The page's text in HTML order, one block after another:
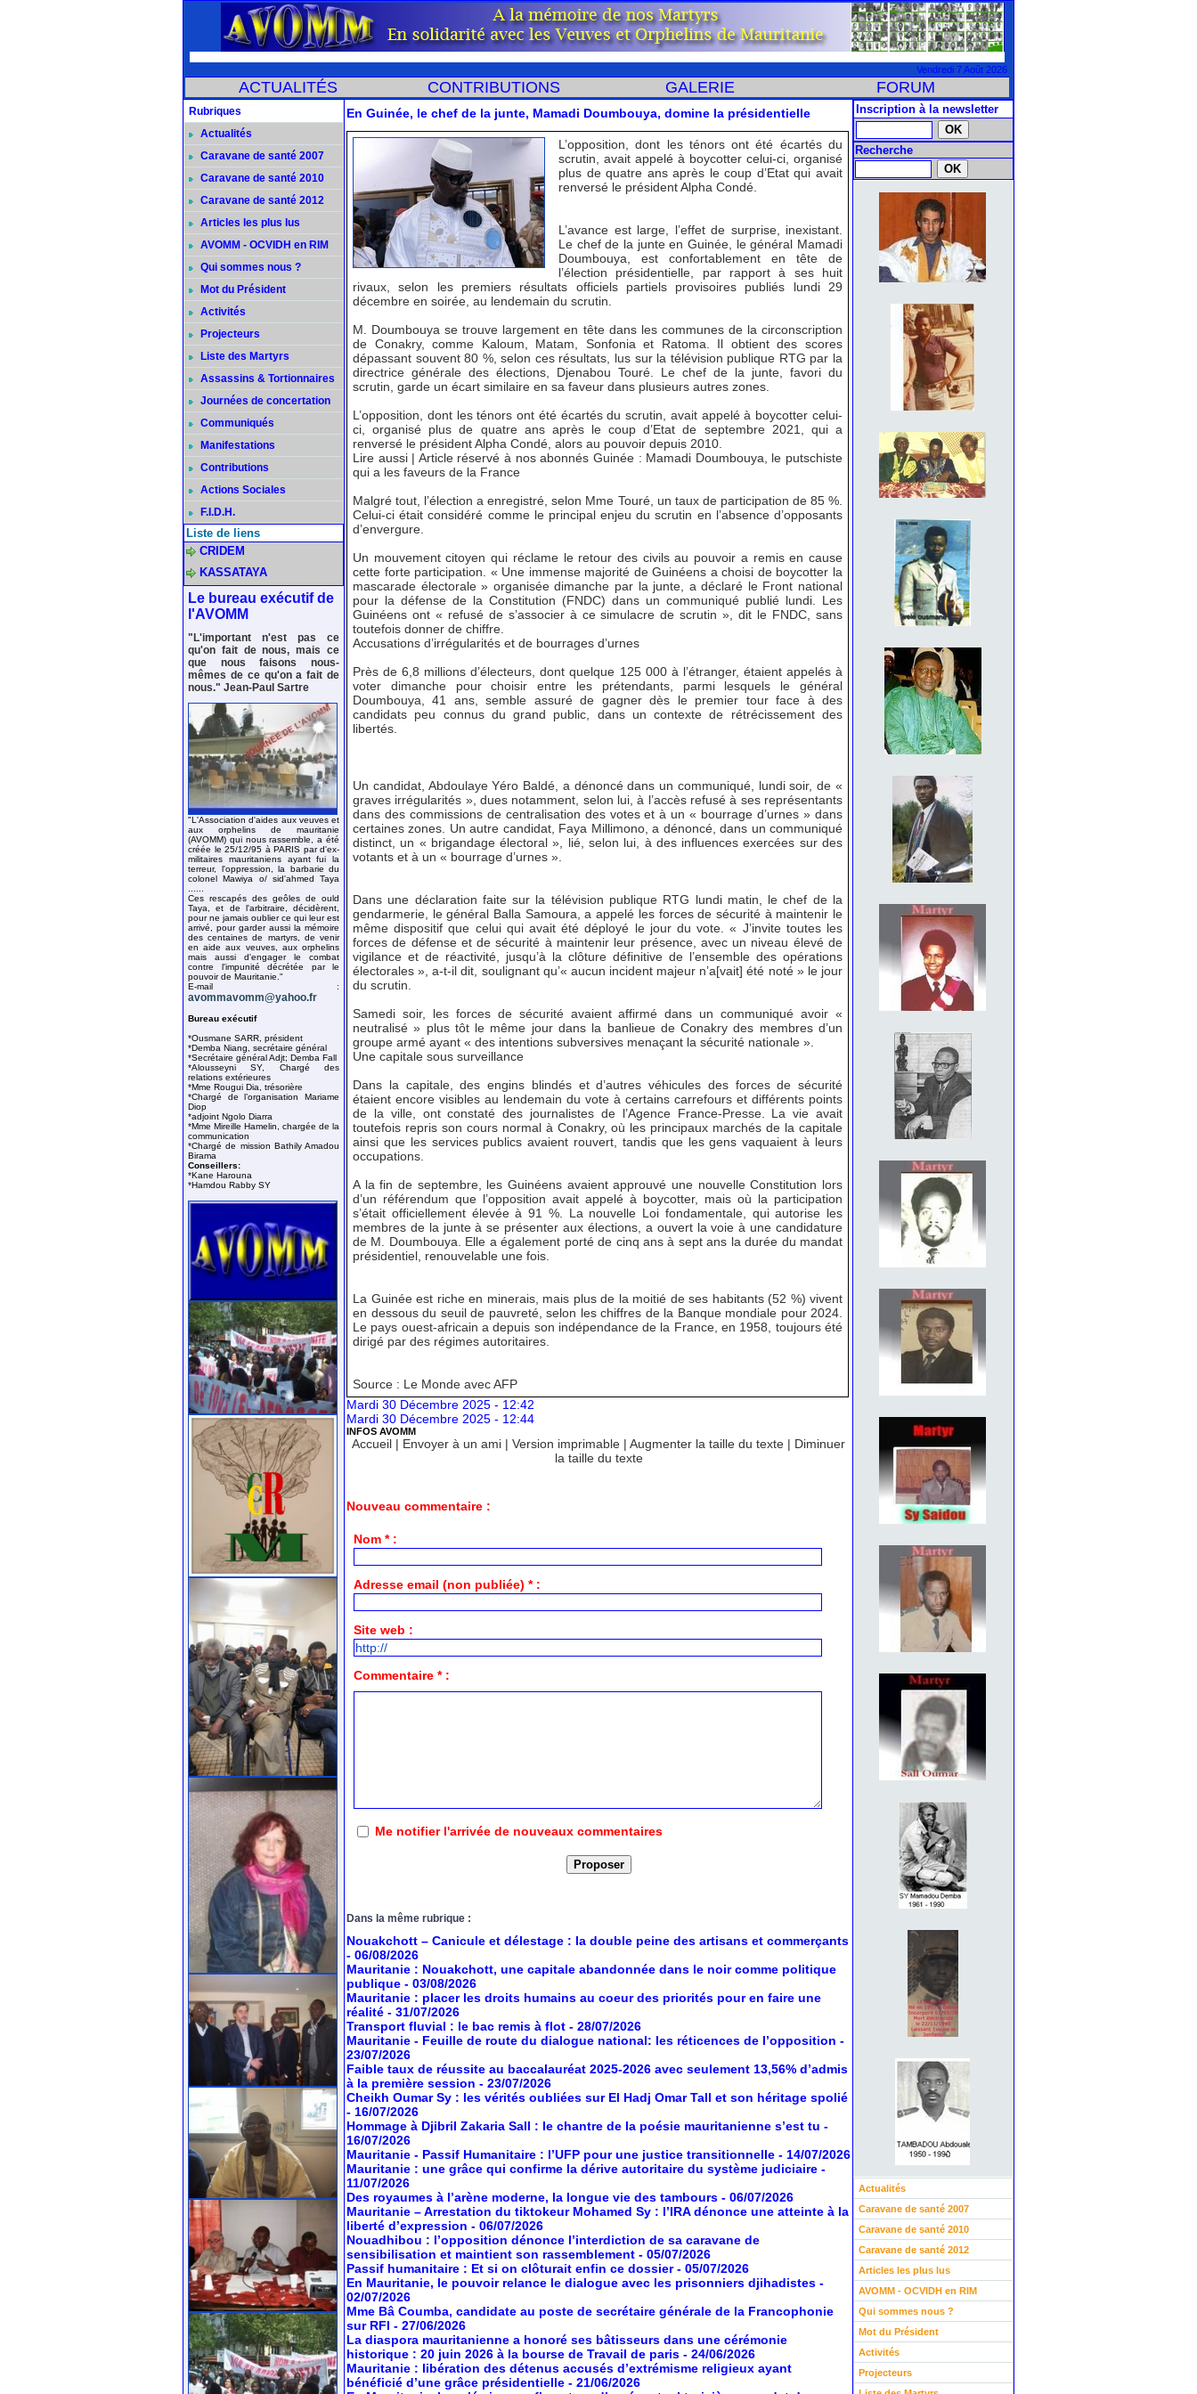
Vendredi 7 Août 2026
ACTUALITÉS CONTRIBUTIONS GALERIE FORUM
Rubriques
Actualités
Caravane de santé 2007
Caravane de santé 2010
Caravane de santé 2012
Articles les plus lus
AVOMM - OCVIDH en RIM
Qui sommes nous ?
Mot du Président
Activités
Projecteurs
Liste des Martyrs
Assassins & Tortionnaires
Journées de concertation
Communiqués
Manifestations
Contributions
Actions Sociales
F.I.D.H.
Liste de liens
CRIDEM
KASSATAYA
Le bureau exécutif de
l'AVOMM
"L'important n'est pas ce
qu'on fait de nous, mais ce
que nous faisons nous-
mêmes de ce qu'on a fait de
nous." Jean-Paul Sartre
"L'Association d'aides aux veuves et
aux orphelins de mauritanie
(AVOMM) qui nous rassemble, a été
créée le 25/12/95 à PARIS par d'ex-
militaires mauritaniens ayant fui la
terreur, l'oppression, la barbarie du
colonel Mawiya o/ sid'ahmed Taya
Ces rescapés des geôles de ould
Taya, et de l'arbitraire, décidèrent,
pour ne jamais oublier ce qui leur est
arrivé, pour garder aussi la mémoire
des centaines de martyrs, de venir
en aide aux veuves, aux orphelins
mais aussi d'engager le combat
contre l'impunité décrétée par le
pouvoir de Mauritanie."
E-mail :
avommavomm@yahoo.fr
Bureau exécutif
*Ousmane SARR, président
*Demba Niang, secrétaire général
*Secrétaire général Adjt; Demba Fall
*Alousseyni SY, Chargé des
relations extérieures
*Mme Rougui Dia, trésorière
*Chargé de l’organisation Mariame
Diop
*adjoint Ngolo Diarra
*Mme Mireille Hamelin, chargée de la
communication
*Chargé de mission Bathily Amadou
Birama
Conseillers:
*Kane Harouna
*Hamdou Rabby SY
En Guinée, le chef de la junte, Mamadi Doumbouya, domine la présidentielle
L’opposition, dont les ténors ont été écartés du
scrutin, avait appelé à boycotter celui-ci, organisé
plus de quatre ans après le coup d’Etat qui avait
renversé le président Alpha Condé.
L’avance est large, l’effet de surprise, inexistant.
Le chef de la junte en Guinée, le général Mamadi
Doumbouya, est confortablement en tête de
l’élection présidentielle, par rapport à ses huit
rivaux, selon les premiers résultats officiels partiels provisoires publiés lundi 29
décembre en soirée, au lendemain du scrutin.
M. Doumbouya se trouve largement en tête dans les communes de la circonscription
de Conakry, comme Kaloum, Matam, Sonfonia et Ratoma. Il obtient des scores
dépassant souvent 80 %, selon ces résultats, lus sur la télévision publique RTG par la
directrice générale des élections, Djenabou Touré. Le chef de la junte, favori du
scrutin, garde un écart similaire en sa faveur dans plusieurs autres zones.
L’opposition, dont les ténors ont été écartés du scrutin, avait appelé à boycotter celui-
ci, organisé plus de quatre ans après le coup d’Etat de septembre 2021, qui a
renversé le président Alpha Condé, alors au pouvoir depuis 2010.
Lire aussi | Article réservé à nos abonnés Guinée : Mamadi Doumbouya, le putschiste
qui a les faveurs de la France
Malgré tout, l’élection a enregistré, selon Mme Touré, un taux de participation de 85 %.
Celui-ci était considéré comme le principal enjeu du scrutin en l’absence d’opposants
d’envergure.
Un mouvement citoyen qui réclame le retour des civils au pouvoir a remis en cause
cette forte participation. « Une immense majorité de Guinéens a choisi de boycotter la
mascarade électorale » organisée dimanche par la junte, a déclaré le Front national
pour la défense de la Constitution (FNDC) dans un communiqué publié lundi. Les
Guinéens ont « refusé de s’associer à ce simulacre de scrutin », dit le FNDC, sans
toutefois donner de chiffre.
Accusations d’irrégularités et de bourrages d’urnes
Près de 6,8 millions d’électeurs, dont quelque 125 000 à l’étranger, étaient appelés à
voter dimanche pour choisir entre les prétendants, parmi lesquels le général
Doumbouya, 41 ans, semble assuré de gagner dès le premier tour face à des
candidats peu connus du grand public, dans un contexte de rétrécissement des
libertés.
Un candidat, Abdoulaye Yéro Baldé, a dénoncé dans un communiqué, lundi soir, de «
graves irrégularités », dues notamment, selon lui, à l’accès refusé à ses représentants
dans des commissions de centralisation des votes et à un « bourrage d’urnes » dans
certaines zones. Un autre candidat, Faya Millimono, a dénoncé, dans un communiqué
distinct, un « brigandage électoral », lié, selon lui, à des influences exercées sur des
votants et à un « bourrage d’urnes ».
Dans une déclaration faite sur la télévision publique RTG lundi matin, le chef de la
gendarmerie, le général Balla Samoura, a appelé les forces de sécurité à maintenir le
même dispositif que celui qui avait été déployé le jour du vote. « J’invite toutes les
forces de défense et de sécurité à maintenir leur présence, avec un niveau élevé de
vigilance et de réactivité, jusqu’à la clôture définitive de l’ensemble des opérations
électorales », a-t-il dit, soulignant qu’« aucun incident majeur n’a[vait] été noté » le jour
du scrutin.
Samedi soir, les forces de sécurité avaient affirmé dans un communiqué avoir «
neutralisé » plus tôt le même jour dans la banlieue de Conakry des membres d’un
groupe armé ayant « des intentions subversives menaçant la sécurité nationale ».
Une capitale sous surveillance
Dans la capitale, des engins blindés et d’autres véhicules des forces de sécurité
étaient encore visibles au lendemain du vote à certains carrefours et différents points
de la ville, ont constaté des journalistes de l’Agence France-Presse. La vie avait
toutefois repris son cours normal à Conakry, où les principaux marchés de la capitale
ainsi que les services publics avaient rouvert, tandis que les gens vaquaient à leurs
occupations.
A la fin de septembre, les Guinéens avaient approuvé une nouvelle Constitution lors
d’un référendum que l’opposition avait appelé à boycotter, mais où la participation
s’était officiellement élevée à 91 %. La nouvelle Loi fondamentale, qui autorise les
membres de la junte à se présenter aux élections, a ouvert la voie à une candidature
de M. Doumbouya. Elle a également porté de cinq ans à sept ans la durée du mandat
présidentiel, renouvelable une fois.
La Guinée est riche en minerais, mais plus de la moitié de ses habitants (52 %) vivent
en dessous du seuil de pauvreté, selon les chiffres de la Banque mondiale pour 2024.
Le pays ouest-africain a depuis son indépendance de la France, en 1958, toujours été
dirigé par des régimes autoritaires.
Source : Le Monde avec AFP
Mardi 30 Décembre 2025 - 12:42
Mardi 30 Décembre 2025 - 12:44
INFOS AVOMM
Accueil | Envoyer à un ami | Version imprimable | Augmenter la taille du texte | Diminuer
la taille du texte
Nouveau commentaire :
Nom * :
Adresse email (non publiée) * :
Site web :
Commentaire * :
Me notifier l'arrivée de nouveaux commentaires
Dans la même rubrique :
Nouakchott – Canicule et délestage : la double peine des artisans et commerçants
- 06/08/2026
Mauritanie : Nouakchott, une capitale abandonnée dans le noir comme politique
publique - 03/08/2026
Mauritanie : placer les droits humains au coeur des priorités pour en faire une
réalité - 31/07/2026
Transport fluvial : le bac remis à flot - 28/07/2026
Mauritanie - Feuille de route du dialogue national: les réticences de l’opposition -
23/07/2026
Faible taux de réussite au baccalauréat 2025-2026 avec seulement 13,56% d’admis
à la première session - 23/07/2026
Cheikh Oumar Sy : les vérités oubliées sur El Hadj Omar Tall et son héritage spolié
- 16/07/2026
Hommage à Djibril Zakaria Sall : le chantre de la poésie mauritanienne s’est tu -
16/07/2026
Mauritanie - Passif Humanitaire : l’UFP pour une justice transitionnelle - 14/07/2026
Mauritanie : une grâce qui confirme la dérive autoritaire du système judiciaire -
11/07/2026
Des royaumes à l’arène moderne, la longue vie des tambours - 06/07/2026
Mauritanie – Arrestation du tiktokeur Mohamed Sy : l’IRA dénonce une atteinte à la
liberté d’expression - 06/07/2026
Nouadhibou : l’opposition dénonce l’interdiction de sa caravane de
sensibilisation et maintient son rassemblement - 05/07/2026
Passif humanitaire : Et si on clôturait enfin ce dossier - 05/07/2026
En Mauritanie, le pouvoir relance le dialogue avec les prisonniers djihadistes -
02/07/2026
Mme Bâ Coumba, candidate au poste de secrétaire générale de la Francophonie
sur RFI - 27/06/2026
La diaspora mauritanienne a honoré ses bâtisseurs dans une cérémonie
historique : 20 juin 2026 à la bourse de Travail de paris - 24/06/2026
Mauritanie : libération des détenus accusés d’extrémisme religieux ayant
bénéficié d’une grâce présidentielle - 21/06/2026
Inscription à la newsletter
Recherche
Actualités
Caravane de santé 2007
Caravane de santé 2010
Caravane de santé 2012
Articles les plus lus
AVOMM - OCVIDH en RIM
Qui sommes nous ?
Mot du Président
Activités
Projecteurs